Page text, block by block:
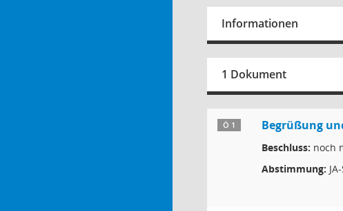
Informationen
1 Dokument
Ö 1 Begrüßung
Beschluss: noch
Abstimmung: